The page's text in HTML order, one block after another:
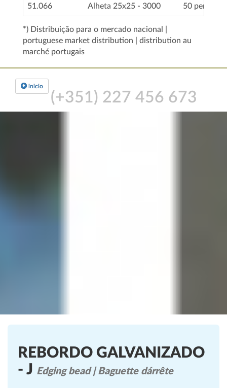
51.066 Alheta 25x25 - 3000 50 perfis
*) Distribuição para o mercado nacional |
portuguese market distribution | distribution au
marché portugais
inicio
(+351) 227 456 673
REBORDO GALVANIZADO
- J Edging bead | Baguette dárrête